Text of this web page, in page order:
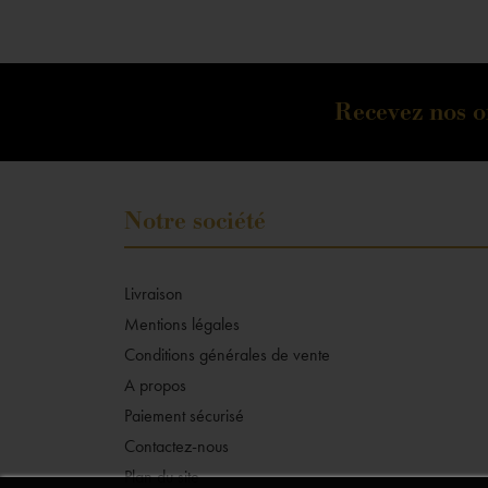
Recevez nos
Notre société
Livraison
Mentions légales
Conditions générales de vente
A propos
Paiement sécurisé
Contactez-nous
Plan du site